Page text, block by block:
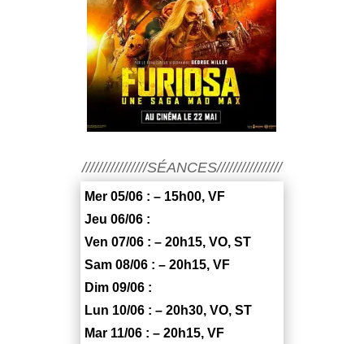
////////////////SÉANCES////////////////
Mer 05/06 : – 15h00, VF
Jeu 06/06 :
Ven 07/06 : – 20h15, VO, ST
Sam 08/06 : – 20h15, VF
Dim 09/06 :
Lun 10/06 : – 20h30, VO, ST
Mar 11/06 : – 20h15, VF